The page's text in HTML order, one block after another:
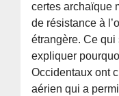
certes archaïque
de résistance à
étrangère. Ce qui
expliquer
Occidentaux ont
aérien qui a